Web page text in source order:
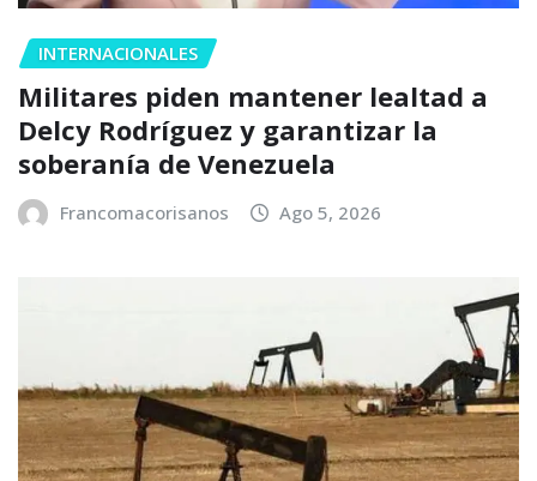
INTERNACIONALES
Militares piden mantener lealtad a
Delcy Rodríguez y garantizar la
soberanía de Venezuela
Francomacorisanos Ago 5, 2026